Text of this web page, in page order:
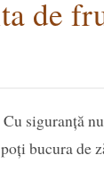
de
siguranță
bucura de